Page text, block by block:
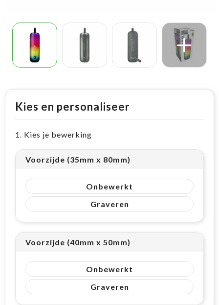
Kies en personaliseer
1. Kies je bewerking
Voorzijde (35mm x 80mm)
Onbewerkt
Graveren
Voorzijde (40mm x 50mm)
Onbewerkt
Graveren